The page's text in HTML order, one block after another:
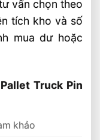
vấn chọn theo
tích kho và số
mua dư hoặc
Truck Pin
khảo